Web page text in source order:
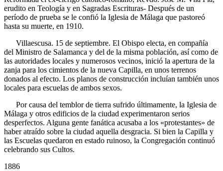
erudito en Teología y en Sagradas Escrituras- Después de un
período de prueba se le confió la Iglesia de Málaga que pastoreó
hasta su muerte, en 1910.
Villaescusa. 15 de septiembre. El Obispo electa, en compañía
del Ministro de Salamanca y del de la misma población, así como de
las autoridades locales y numerosos vecinos, inició la apertura de la
zanja para los cimientos de la nueva Capilla, en unos terrenos
donados al efecto. Los planos de construcción incluían también unos
locales para escuelas de ambos sexos.
Por causa del temblor de tierra sufrido últimamente, la Iglesia de
Málaga y otros edificios de la ciudad experimentaron serios
desperfectos. Alguna gente fanática acusaba a los «protestantes» de
haber atraído sobre la ciudad aquella desgracia. Si bien la Capilla y
las Escuelas quedaron en estado ruinoso, la Congregación continuó
celebrando sus Cultos.
1886